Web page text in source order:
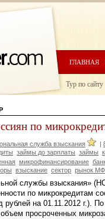
ГЛАВНАЯ
Тур по сайту
по
служба взыскания |
займы до зарплаты займы
микрофинансирование
взыскание сектор рынок
службы взыскания»
по микрокредитам
на 01.11.2012 г.).
просроченных